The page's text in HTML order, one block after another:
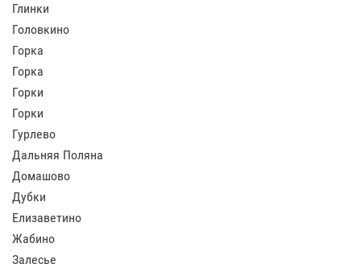
Глинки
Головкино
Горка
Горка
Горки
Горки
Гурлево
Дальняя Поляна
Домашово
Дубки
Елизаветино
Жабино
Залесье